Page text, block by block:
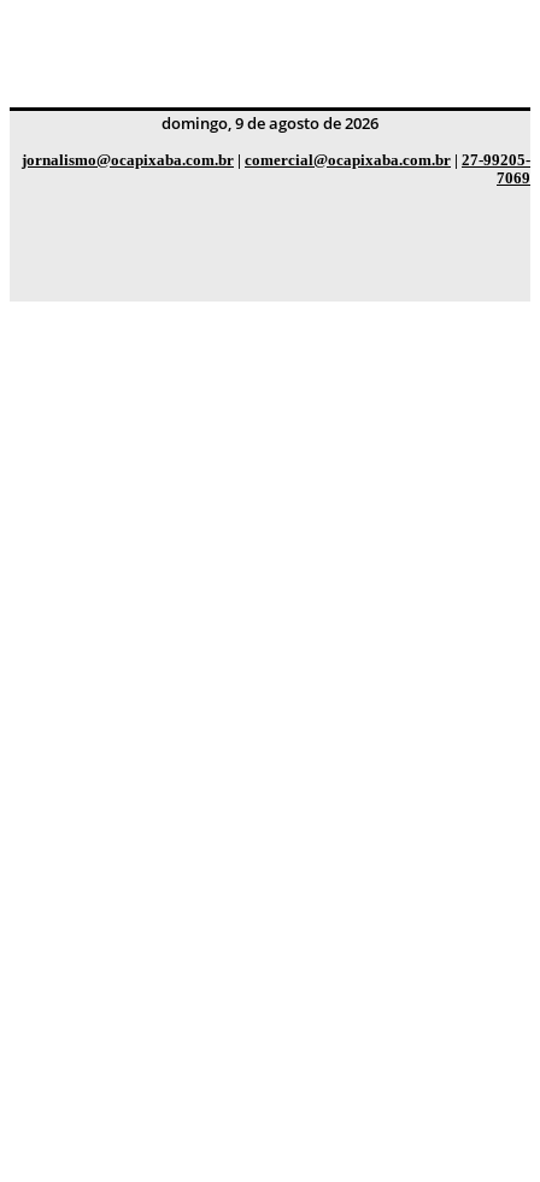
domingo, 9 de agosto de 2026
jornalismo@ocapixaba.com.br | comercial@ocapixaba.com.br | 27-99205-
7069